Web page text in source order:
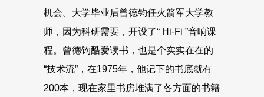
机会。大学毕业后曾德钧任火箭军大学教
师，因为科研需要，开设了“ Hi-Fi ”音响课
程。曾德钧酷爱读书，也是个实实在在的
“技术流”，在1975年，他记下的书底就有
200本，现在家里书房堆满了各方面的书籍